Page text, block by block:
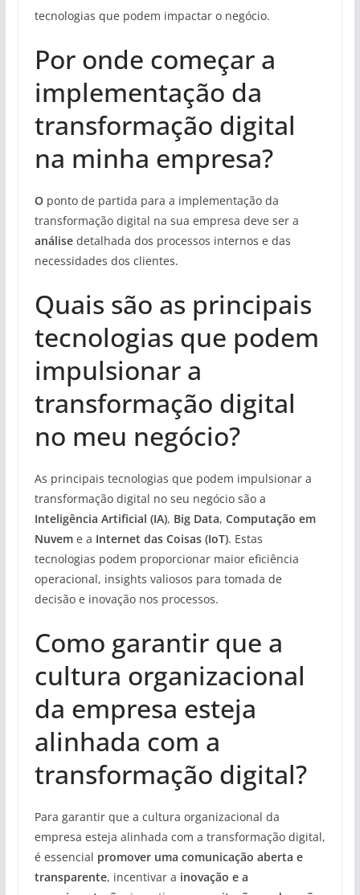
tecnologias que podem impactar o negócio.
Por onde começar a
implementação da
transformação digital
na minha empresa?
Oponto de partida para a implementação da
transformação digital na sua empresa deve ser a
análisedetalhada dos processos internos e das
necessidades dos clientes.
Quais são as principais
tecnologias que podem
impulsionar a
transformação digital
no meu negócio?
As principais tecnologias que podem impulsionar a
transformação digital no seu negócio são a
Inteligência Artificial (IA), Big Data, Computação em
Nuveme a Internet das Coisas (IoT). Estas
tecnologias podem proporcionar maior eficiência
operacional, insights valiosos para tomada de
decisão e inovação nos processos.
Como garantir que a
cultura organizacional
da empresa esteja
alinhada com a
transformação digital?
Para garantir que a cultura organizacional da
empresa esteja alinhada com a transformação digital,
é essencial promover uma comunicação aberta e
transparente, incentivar a inovação e a